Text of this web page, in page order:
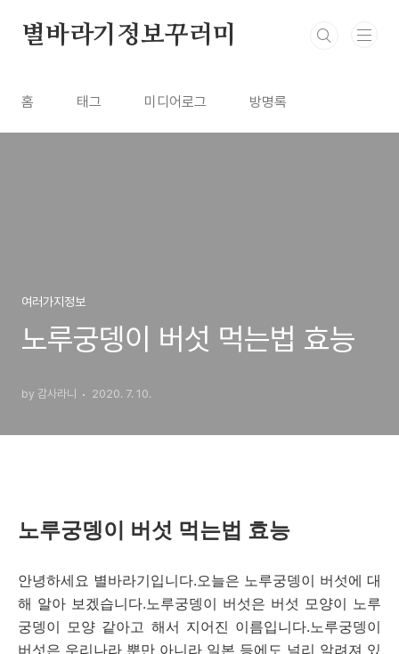
별바라기정보꾸러미
홈 태그 미디어로그 방명록
여러가지정보
노루궁뎅이 버섯 먹는법 효능
by 감사라니 2020. 7. 10.
노루궁뎅이 버섯 먹는법 효능
안녕하세요 별바라기입니다.오늘은 노루궁뎅이 버섯에 대
해 알아 보겠습니다.노루궁뎅이 버섯은 버섯 모양이 노루
궁뎅이 모양 같아고 해서 지어진 이름입니다.노루궁뎅이
버섯은 우리나라 뿐만 아니라 일본 등에도 널리 알려져 있